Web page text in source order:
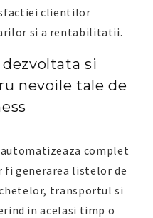
clientilor
si a rentabilitatii.
si
nevoile tale de
complet
fi generarea listelor de
transportul si
in acelasi timp o